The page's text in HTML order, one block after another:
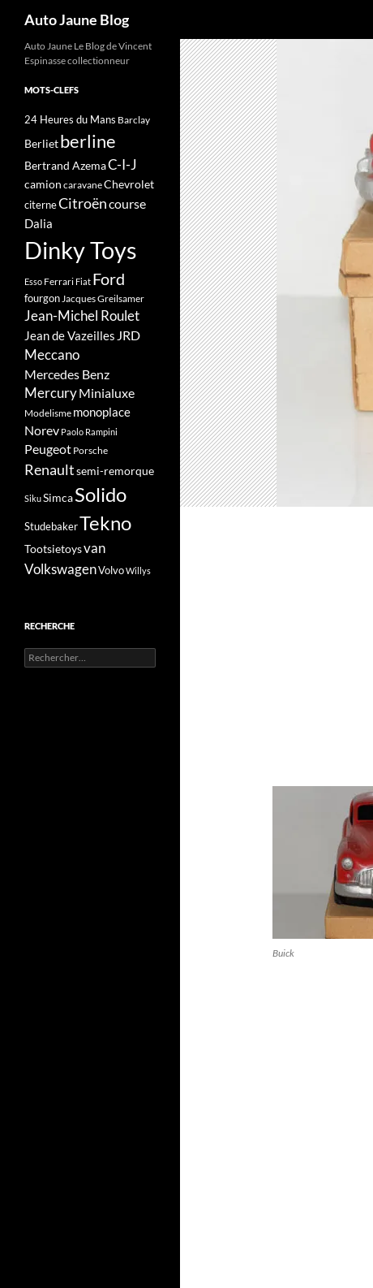
Auto Jaune Blog
Buick
Auto Jaune Le Blog de Vincent
Espinasse collectionneur
MOTS-CLEFS
24 Heures du Mans Barclay
Berlietberline
Bertrand AzemaC-I-J
camion caravaneChevrolet
citerneCitroëncourse
Dalia
Dinky Toys
Esso Ferrari Fiat Ford
fourgonJacques Greilsamer
Jean-Michel Roulet
Jean de Vazeilles JRD
Meccano
Mercedes Benz
MercuryMinialuxe
Modelisme monoplace
Norev Paolo Rampini
Peugeot Porsche
Renaultsemi-remorque
SikuSimcaSolido
StudebakerTekno
Tootsietoysvan
VolkswagenVolvoWillys
RECHERCHE
Rechercher :